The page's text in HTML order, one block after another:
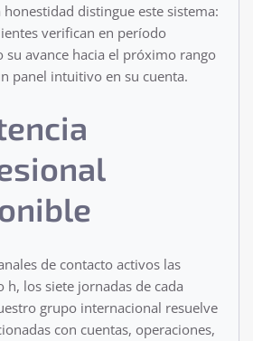
honestidad distingue este sistema:
verifican en período
su avance hacia el próximo rango
panel intuitivo en su cuenta.
de contacto activos las
h, los siete jornadas de cada
grupo internacional resuelve
con cuentas, operaciones,